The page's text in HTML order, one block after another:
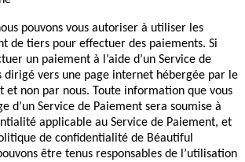
pouvons vous autoriser à utiliser les
de tiers pour effectuer des paiements. Si
un paiement à l’aide d’un Service de
dirigé vers une page internet hébergée par le
et non par nous. Toute information que vous
d’un Service de Paiement sera soumise à
applicable au Service de Paiement, et
de confidentialité de Béautiful
être tenus responsables de l’utilisation